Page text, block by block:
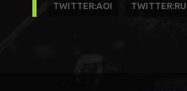
TWITTER:AOI